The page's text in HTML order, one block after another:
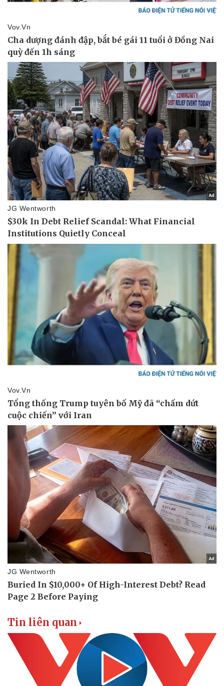
Pháp luật
Vụ án
Tin nóng
Tư vấn luật
Quân sự - Quốc phòng
Vũ khí
Việt Nam
Phân tích
Tin liên quan